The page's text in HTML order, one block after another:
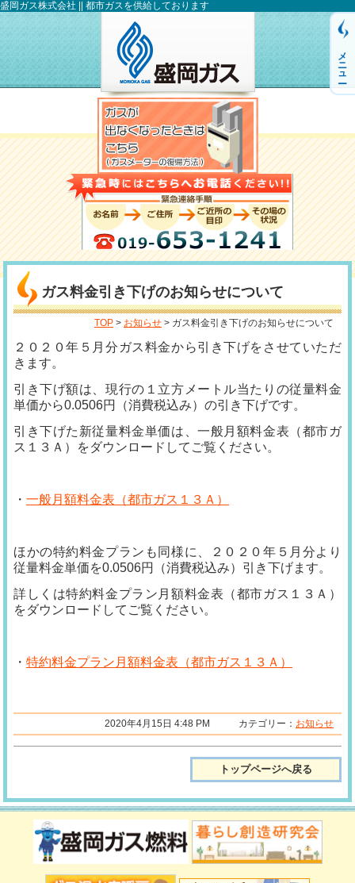
盛岡ガス株式会社 || 都市ガスを供給しております
メニュー
ガス料金引き下げのお知らせについて
TOP > お知らせ > ガス料金引き下げのお知らせについて
２０２０年５月分ガス料金から引き下げをさせていただ
きます。
引き下げ額は、現行の１立方メートル当たりの従量料金
単価から0.0506円（消費税込み）の引き下げです。
引き下げた新従量料金単価は、一般月額料金表（都市ガ
ス１３Ａ）をダウンロードしてご覧ください。
・ 一般月額料金表（都市ガス１３Ａ）
ほかの特約料金プランも同様に、２０２０年５月分より
従量料金単価を0.0506円（消費税込み）引き下げます。
詳しくは特約料金プラン月額料金表（都市ガス１３Ａ）
をダウンロードしてご覧ください。
・ 特約料金プラン月額料金表（都市ガス１３Ａ）
2020年4月15日 4:48 PM カテゴリー： お知らせ
トップページへ戻る